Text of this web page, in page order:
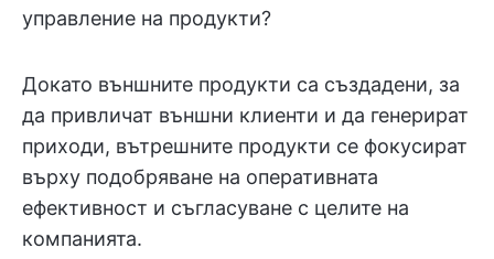
управление на продукти?
Докато външните продукти са създадени, за
да привличат външни клиенти и да генерират
приходи, вътрешните продукти се фокусират
върху подобряване на оперативната
ефективност и съгласуване с целите на
компанията.